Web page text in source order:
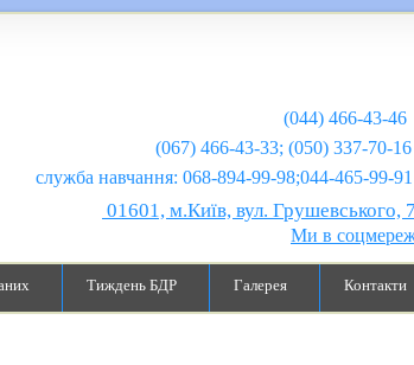
(044) 466-43-46
(067) 466-43-33; (050) 337-70-16
068-894-99-98;044-465-99-91
01601, м.Київ, вул. Грушевського, 7
Ми в
Тиждень БДР Галерея Контакти